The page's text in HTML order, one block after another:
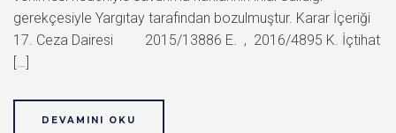
gerekçesiyle Yargıtay tarafından bozulmuştur. Karar İçeriği
17. Ceza Dairesi 2015/13886 E. , 2016/4895 K. İçtihat
[…]
DEVAMINI OKU